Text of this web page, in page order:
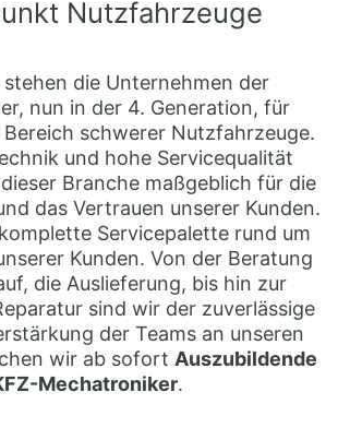
Nutzfahrzeuge
die Unternehmen der
nun in der 4. Generation, für
schwerer Nutzfahrzeuge.
und hohe Servicequalität
Branche maßgeblich für die
das Vertrauen unserer Kunden.
Servicepalette rund um
Kunden. Von der Beratung
die Auslieferung, bis hin zur
sind wir der zuverlässige
der Teams an unseren
wir ab sofort Auszubildende
Mechatroniker.